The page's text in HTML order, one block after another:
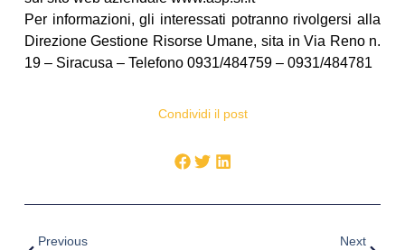
Per informazioni, gli interessati potranno rivolgersi alla
Direzione Gestione Risorse Umane, sita in Via Reno n.
19 – Siracusa – Telefono 0931/484759 – 0931/484781
Condividi il post
Previous
Next